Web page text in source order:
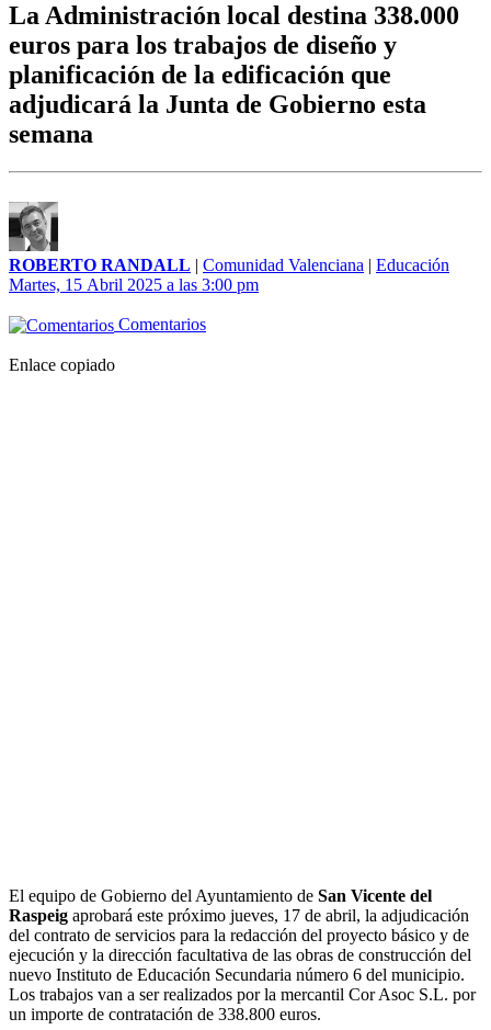
La Administración local destina 338.000
euros para los trabajos de diseño y
planificación de la edificación que
adjudicará la Junta de Gobierno esta
semana
ROBERTO RANDALL | Comunidad Valenciana | Educación
Martes, 15 Abril 2025 a las 3:00 pm
Comentarios
Enlace copiado
El equipo de Gobierno del Ayuntamiento de San Vicente del
Raspeig aprobará este próximo jueves, 17 de abril, la adjudicación
del contrato de servicios para la redacción del proyecto básico y de
ejecución y la dirección facultativa de las obras de construcción del
nuevo Instituto de Educación Secundaria número 6 del municipio.
Los trabajos van a ser realizados por la mercantil Cor Asoc S.L. por
un importe de contratación de 338.800 euros.